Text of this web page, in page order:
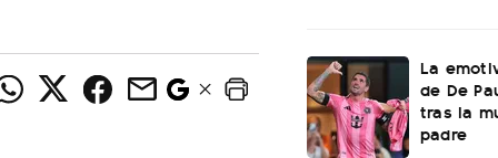
La
de De
tras la
padre